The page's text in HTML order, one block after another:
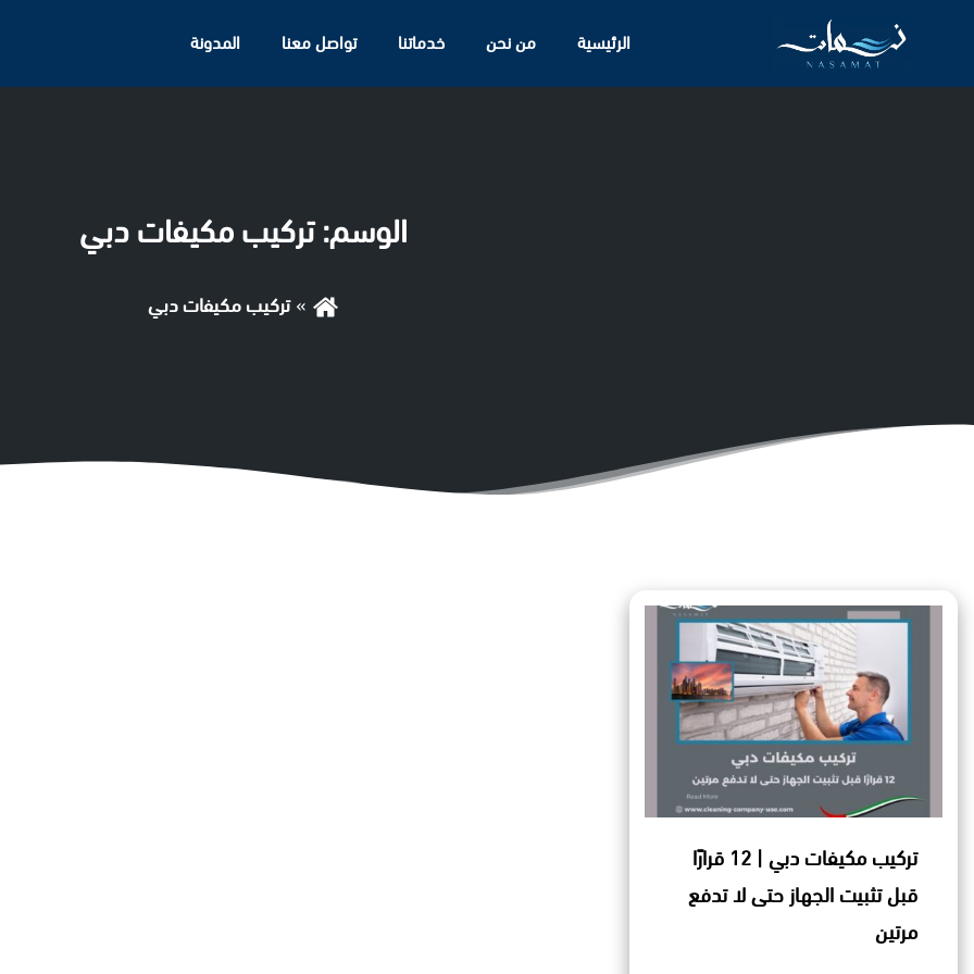
الرئيسية من نحن خدماتنا تواصل معنا المدونة
الوسم:تركيب مكيفات دبي
تركيب مكيفات دبي
تركيب مكيفات دبي | 12 قرارًا
قبل تثبيت الجهاز حتى لا تدفع
مرتين